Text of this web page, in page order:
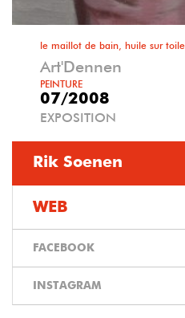
le maillot de bain, huile sur toile
Art'Dennen
PEINTURE
07/2008
EXPOSITION
Rik Soenen
WEB
FACEBOOK
INSTAGRAM